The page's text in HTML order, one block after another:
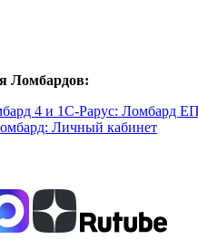
Ломбардов:
4 и 1С-Рарус: Ломбард
Личный кабинет